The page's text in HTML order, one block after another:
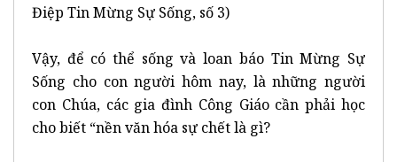
Điệp Tin Mừng Sự Sống, số 3)
Vậy, để có thể sống và loan báo Tin Mừng Sự
Sống cho con người hôm nay, là những người
con Chúa, các gia đình Công Giáo cần phải học
cho biết “nền văn hóa sự chết là gì?